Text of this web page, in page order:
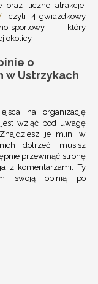
oraz liczne atrakcje.
, czyli 4-gwiazdkowy
sportowy, który
okolicy.
o
Ustrzykach
na organizację
wziąć pod uwagę
je m.in. w
dotrzeć, musisz
przewinąć stronę
z komentarzami. Ty
swoją opinią po